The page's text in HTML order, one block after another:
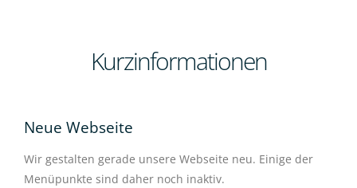
Kurzinformationen
Neue Webseite
Wir gestalten gerade unsere Webseite neu. Einige der
Menüpunkte sind daher noch inaktiv.